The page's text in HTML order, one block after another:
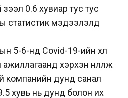
зээл 0.6 хувиар тус тус
статистик мэдээлэлд
5-6-нд Covid-19-ийн хөл
хэрхэн нөлөөлж
компанийн дунд санал
хувь нь дунд болон их